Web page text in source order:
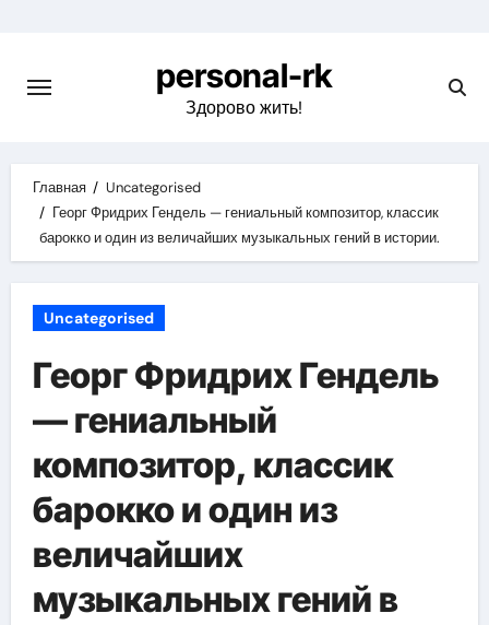
содержимому
personal-rk
Здорово жить!
Главная
Uncategorised
Георг Фридрих Гендель — гениальный композитор, классик
барокко и один из величайших музыкальных гений в истории.
Uncategorised
Георг Фридрих Гендель
— гениальный
композитор, классик
барокко и один из
величайших
музыкальных гений в